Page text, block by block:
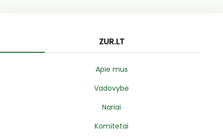
ZUR.LT
Apie mus
Vadovybė
Nariai
Komitetai